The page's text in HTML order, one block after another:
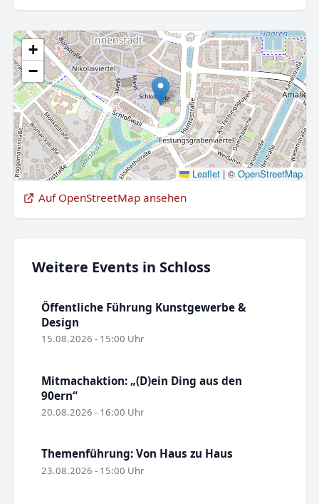
+
−
Leaflet |© OpenStreetMap
Auf OpenStreetMap ansehen
Weitere Events in Schloss
Öffentliche Führung Kunstgewerbe &
Design
15.08.2026 - 15:00 Uhr
Mitmachaktion: „(D)ein Ding aus den
90ern“
20.08.2026 - 16:00 Uhr
Themenführung: Von Haus zu Haus
23.08.2026 - 15:00 Uhr